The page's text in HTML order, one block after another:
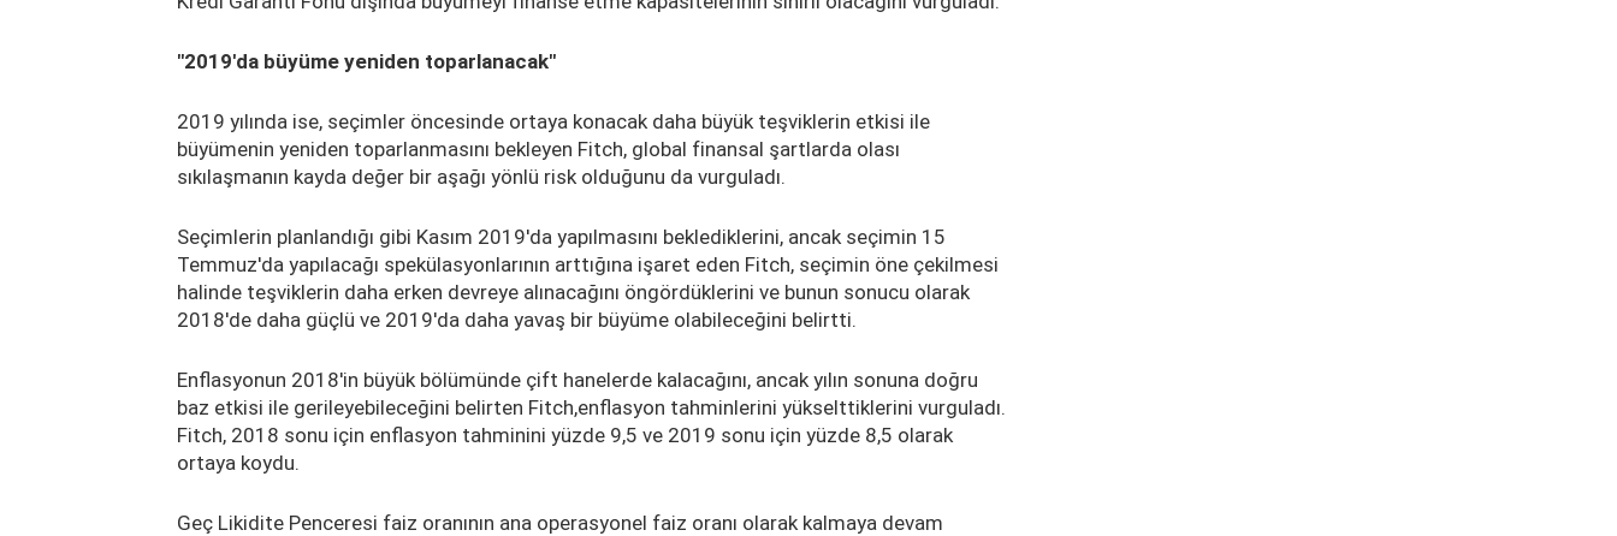
"2019'da büyüme yeniden toparlanacak"
2019 yılında ise, seçimler öncesinde ortaya konacak daha büyük teşviklerin etkisi ile
büyümenin yeniden toparlanmasını bekleyen Fitch, global finansal şartlarda olası
sıkılaşmanın kayda değer bir aşağı yönlü risk olduğunu da vurguladı.
Seçimlerin planlandığı gibi Kasım 2019'da yapılmasını beklediklerini, ancak seçimin 15
Temmuz'da yapılacağı spekülasyonlarının arttığına işaret eden Fitch, seçimin öne çekilmesi
halinde teşviklerin daha erken devreye alınacağını öngördüklerini ve bunun sonucu olarak
2018'de daha güçlü ve 2019'da daha yavaş bir büyüme olabileceğini belirtti.
Enflasyonun 2018'in büyük bölümünde çift hanelerde kalacağını, ancak yılın sonuna doğru
baz etkisi ile gerileyebileceğini belirten Fitch,enflasyon tahminlerini yükselttiklerini vurguladı.
Fitch, 2018 sonu için enflasyon tahminini yüzde 9,5 ve 2019 sonu için yüzde 8,5 olarak
ortaya koydu.
Geç Likidite Penceresi faiz oranının ana operasyonel faiz oranı olarak kalmaya devam